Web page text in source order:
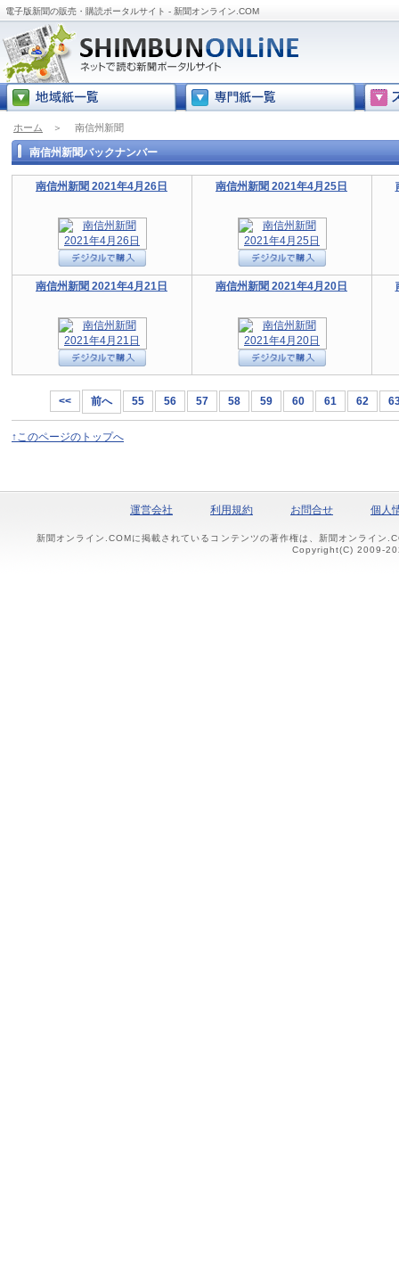
電子版新聞の販売・購読ポータルサイト - 新聞オンライン.COM
ホーム ＞ 南信州新聞
南信州新聞バックナンバー
南信州新聞 2021年4月26日 南信州新聞 2021年4月25日
南信州新聞 2021年4月21日 南信州新聞 2021年4月20日
<< 前へ 55 56 57 58 59 60 61 62
↑このページのトップへ
運営会社 利用規約 お問合せ 個人
新聞オンライン.COMに掲載されているコンテンツの著作権は、新聞オンライン
Copyright(C) 2009-